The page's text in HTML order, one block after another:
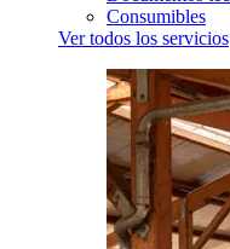
Consumibles
Ver todos los servicios